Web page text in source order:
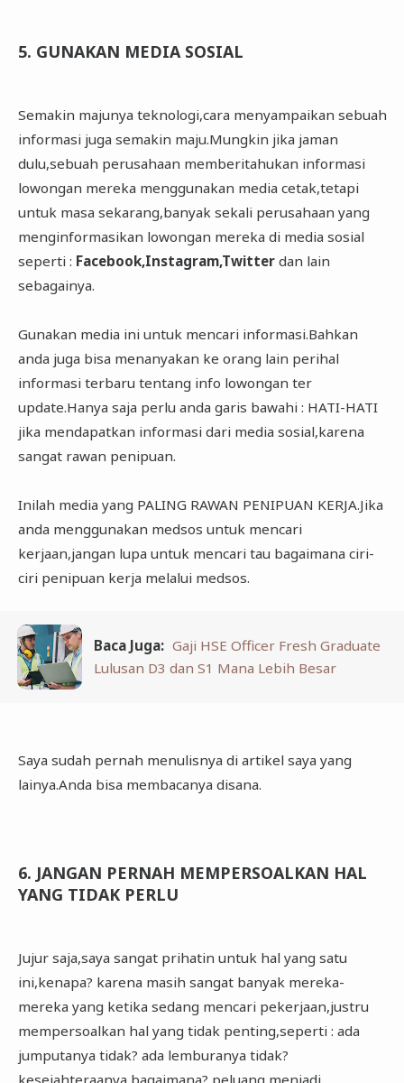
5. GUNAKAN MEDIA SOSIAL
Semakin majunya teknologi,cara menyampaikan sebuah
informasi juga semakin maju.Mungkin jika jaman
dulu,sebuah perusahaan memberitahukan informasi
lowongan mereka menggunakan media cetak,tetapi
untuk masa sekarang,banyak sekali perusahaan yang
menginformasikan lowongan mereka di media sosial
seperti : Facebook,Instagram,Twitterdan lain
sebagainya.
Gunakan media ini untuk mencari informasi.Bahkan
anda juga bisa menanyakan ke orang lain perihal
informasi terbaru tentang info lowongan ter
update.Hanya saja perlu anda garis bawahi : HATI-HATI
jika mendapatkan informasi dari media sosial,karena
sangat rawan penipuan.
Inilah media yang PALING RAWAN PENIPUAN KERJA.Jika
anda menggunakan medsos untuk mencari
kerjaan,jangan lupa untuk mencari tau bagaimana ciri-
ciri penipuan kerja melalui medsos.
Baca Juga: Gaji HSE Officer Fresh Graduate
Lulusan D3 dan S1 Mana Lebih Besar
Saya sudah pernah menulisnya di artikel saya yang
lainya.Anda bisa membacanya disana.
6. JANGAN PERNAH MEMPERSOALKAN HAL
YANG TIDAK PERLU
Jujur saja,saya sangat prihatin untuk hal yang satu
ini,kenapa? karena masih sangat banyak mereka-
mereka yang ketika sedang mencari pekerjaan,justru
mempersoalkan hal yang tidak penting,seperti : ada
jumputanya tidak? ada lemburanya tidak?
kesejahteraanya bagaimana? peluang menjadi